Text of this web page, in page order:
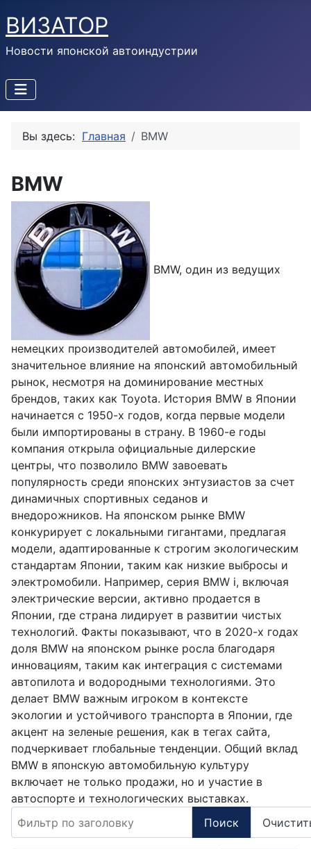
ВИЗАТОР
Новости японской автоиндустрии
Вы здесь: Главная BMW
BMW
BMW, один из ведущих
немецких производителей автомобилей, имеет
значительное влияние на японский автомобильный
рынок, несмотря на доминирование местных
брендов, таких как Toyota. История BMW в Японии
начинается с 1950-х годов, когда первые модели
были импортированы в страну. В 1960-е годы
компания открыла официальные дилерские
центры, что позволило BMW завоевать
популярность среди японских энтузиастов за счет
динамичных спортивных седанов и
внедорожников. На японском рынке BMW
конкурирует с локальными гигантами, предлагая
модели, адаптированные к строгим экологическим
стандартам Японии, таким как низкие выбросы и
электромобили. Например, серия BMW i, включая
электрические версии, активно продается в
Японии, где страна лидирует в развитии чистых
технологий. Факты показывают, что в 2020-х годах
доля BMW на японском рынке росла благодаря
инновациям, таким как интеграция с системами
автопилота и водородными технологиями. Это
делает BMW важным игроком в контексте
экологии и устойчивого транспорта в Японии, где
акцент на зеленые решения, как в тегах сайта,
подчеркивает глобальные тенденции. Общий вклад
BMW в японскую автомобильную культуру
включает не только продажи, но и участие в
автоспорте и технологических выставках.
Поиск